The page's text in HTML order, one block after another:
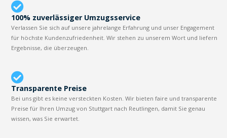
100% zuverlässiger Umzugsservice
Verlassen Sie sich auf unsere jahrelange Erfahrung und unser Engagement
für höchste Kundenzufriedenheit. Wir stehen zu unserem Wort und liefern
Ergebnisse, die überzeugen.
Transparente Preise
Bei uns gibt es keine versteckten Kosten. Wir bieten faire und transparente
Preise für Ihren Umzug von Stuttgart nach Reutlingen, damit Sie genau
wissen, was Sie erwartet.